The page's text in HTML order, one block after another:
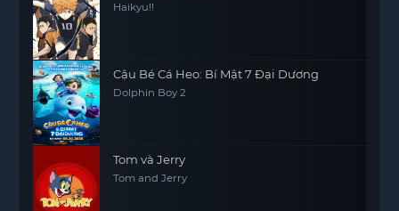
Haikyu!!
Cậu Bé Cá Heo: Bí Mật 7 Đại Dương
Dolphin Boy 2
Tom và Jerry
Tom and Jerry